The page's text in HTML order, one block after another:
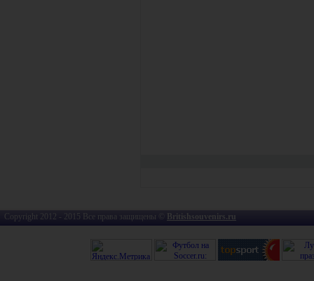
Copyright 2012 - 2015 Все права защищены © Britishsouvenirs.ru